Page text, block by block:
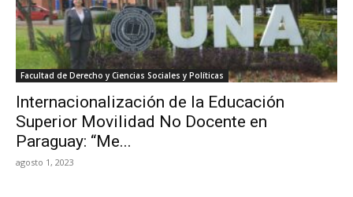
Facultad de Derecho y Ciencias Sociales y Políticas
Internacionalización de la Educación
Superior Movilidad No Docente en
Paraguay: “Me...
agosto 1, 2023